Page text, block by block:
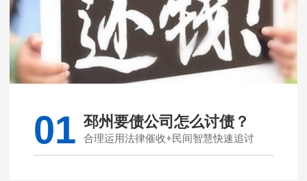
01 邳州要债公司怎么讨债？
合理运用法律催收+民间智慧快速追讨